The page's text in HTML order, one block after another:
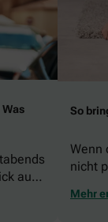
Was
auf
die
So
Wenn
nicht
Mehr